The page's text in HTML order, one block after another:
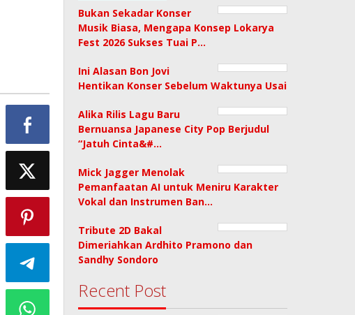
Bukan Sekadar Konser
Musik Biasa, Mengapa Konsep Lokarya
Fest 2026 Sukses Tuai P…
Ini Alasan Bon Jovi
Hentikan Konser Sebelum Waktunya Usai
Alika Rilis Lagu Baru
Bernuansa Japanese City Pop Berjudul
“Jatuh Cinta&#…
Mick Jagger Menolak
Pemanfaatan AI untuk Meniru Karakter
Vokal dan Instrumen Ban…
Tribute 2D Bakal
Dimeriahkan Ardhito Pramono dan
Sandhy Sondoro
Recent Post